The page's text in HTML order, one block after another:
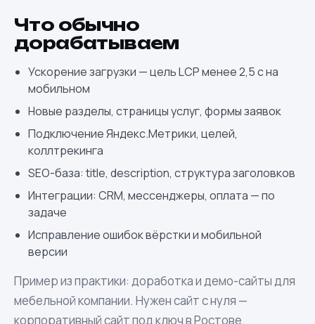
Что обычно
дорабатываем
Ускорение загрузки — цель LCP менее 2,5 с на
мобильном
Новые разделы, страницы услуг, формы заявок
Подключение Яндекс.Метрики, целей,
коллтрекинга
SEO-база: title, description, структура заголовков
Интеграции: CRM, мессенджеры, оплата — по
задаче
Исправление ошибок вёрстки и мобильной
версии
Пример из практики: доработка и демо-сайты для
мебельной компании. Нужен сайт с нуля —
корпоративный сайт под ключ в Ростове.